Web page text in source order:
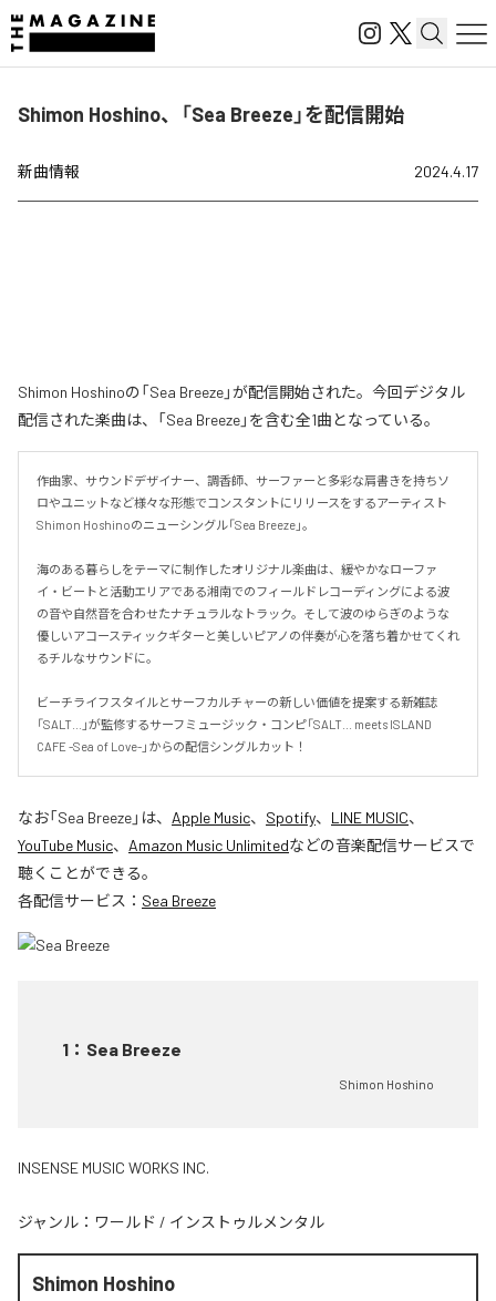
Shimon Hoshino、「Sea Breeze」を配信開始
新曲情報 2024.4.17
Shimon Hoshinoの「Sea Breeze」が配信開始された。今回デジタル
配信された楽曲は、「Sea Breeze」を含む全1曲となっている。
作曲家、サウンドデザイナー、調香師、サーファーと多彩な肩書きを持ちソ
ロやユニットなど様々な形態でコンスタントにリリースをするアーティスト
Shimon Hoshinoのニューシングル「Sea Breeze」。
海のある暮らしをテーマに制作したオリジナル楽曲は、緩やかなローファ
イ・ビートと活動エリアである湘南でのフィールドレコーディングによる波
の音や自然音を合わせたナチュラルなトラック。そして波のゆらぎのような
優しいアコースティックギターと美しいピアノの伴奏が心を落ち着かせてくれ
るチルなサウンドに。
ビーチライフスタイルとサーフカルチャーの新しい価値を提案する新雑誌
「SALT...」が監修するサーフミュージック・コンピ「SALT... meets ISLAND
CAFE -Sea of Love-」からの配信シングルカット！
なお「Sea Breeze」は、 Apple Music、 Spotify、 LINE MUSIC、
YouTube Music、 Amazon Music Unlimitedなどの音楽配信サービスで
聴くことができる。
各配信サービス： Sea Breeze
1 ： Sea Breeze
Shimon Hoshino
INSENSE MUSIC WORKS INC.
ジャンル： ワールド / インストゥルメンタル
Shimon Hoshino